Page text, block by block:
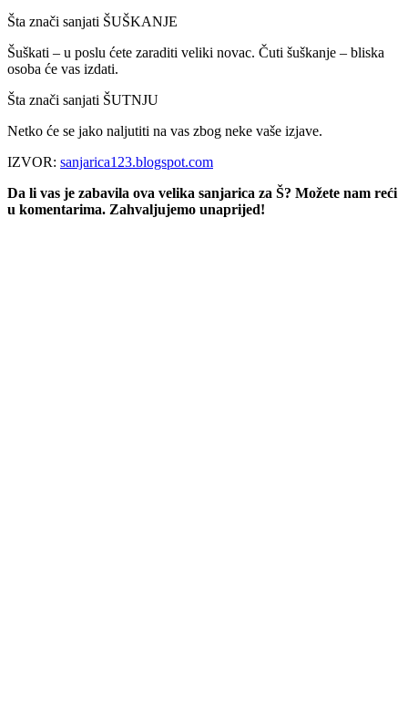
Šta znači sanjati ŠUŠKANJE
Šuškati – u poslu ćete zaraditi veliki novac. Čuti šuškanje – bliska
osoba će vas izdati.
Šta znači sanjati ŠUTNJU
Netko će se jako naljutiti na vas zbog neke vaše izjave.
IZVOR: sanjarica123.blogspot.com
Da li vas je zabavila ova velika sanjarica za Š? Možete nam reći
u komentarima. Zahvaljujemo unaprijed!